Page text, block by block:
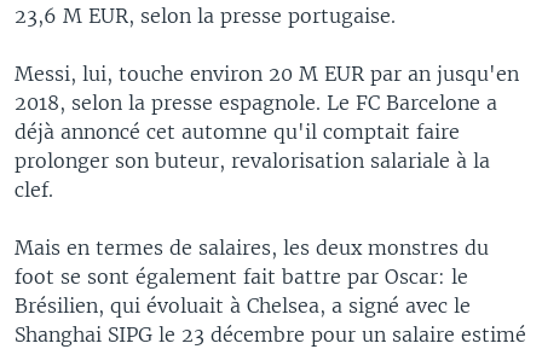
23,6 M EUR, selon la presse portugaise.
Messi, lui, touche environ 20 M EUR par an jusqu'en
2018, selon la presse espagnole. Le FC Barcelone a
déjà annoncé cet automne qu'il comptait faire
prolonger son buteur, revalorisation salariale à la
clef.
Mais en termes de salaires, les deux monstres du
foot se sont également fait battre par Oscar: le
Brésilien, qui évoluait à Chelsea, a signé avec le
Shanghai SIPG le 23 décembre pour un salaire estimé